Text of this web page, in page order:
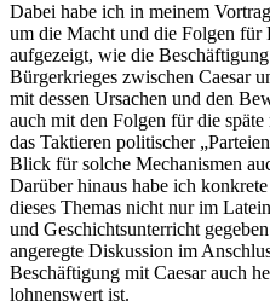
Dabei habe ich in meinem
um die Macht und die Folgen für
aufgezeigt, wie die
Bürgerkrieges zwischen Caesar
mit dessen Ursachen und den
auch mit den Folgen für die
das Taktieren politischer
Blick für solche Mechanismen
Darüber hinaus habe ich
dieses Themas nicht nur im
und Geschichtsunterricht
angeregte Diskussion im
Beschäftigung mit Caesar auch
lohnenswert ist.